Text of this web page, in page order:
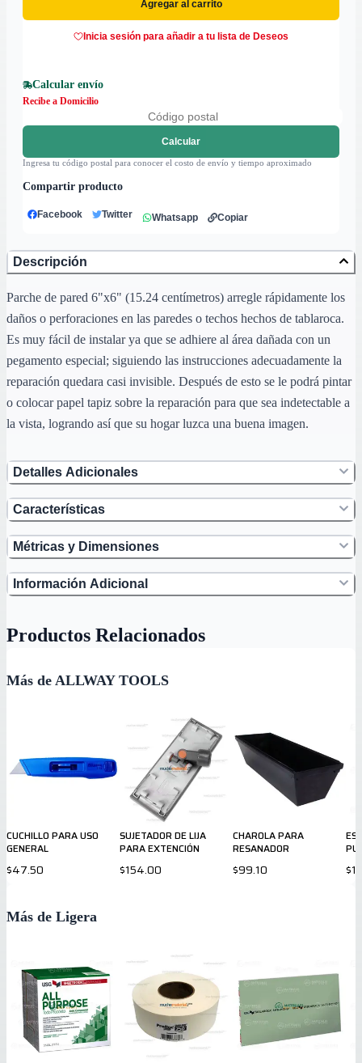
Agregar al carrito
Inicia sesión para añadir a tu lista de Deseos
Calcular envío
Recibe a Domicilio
Calcular
Ingresa tu código postal para conocer el costo de envío y tiempo aproximado
Compartir producto
Facebook Twitter Whatsapp Copiar
Descripción
Parche de pared 6"x6" (15.24 centímetros) arregle rápidamente los
daños o perforaciones en las paredes o techos hechos de tablaroca.
Es muy fácil de instalar ya que se adhiere al área dañada con un
pegamento especial; siguiendo las instrucciones adecuadamente la
reparación quedara casi invisible. Después de esto se le podrá pintar
o colocar papel tapiz sobre la reparación para que sea indetectable a
la vista, logrando así que su hogar luzca una buena imagen.
Detalles Adicionales
Características
Métricas y Dimensiones
Información Adicional
Productos Relacionados
Más de ALLWAY TOOLS
CUCHILLO PARA USO
GENERAL
$47.50
SUJETADOR DE LIJA
PARA EXTENCIÓN
$154.00
CHAROLA PARA
RESANADOR
$99.10
Más de Ligera